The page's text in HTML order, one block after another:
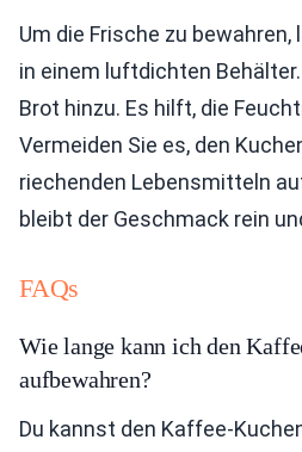
Um die Frische zu bewahren,
in einem luftdichten
Brot hinzu. Es hilft, die
Vermeiden Sie es, den
riechenden Lebensmitteln
bleibt der Geschmack rein
FAQs
Wie lange kann ich den
aufbewahren?
Du kannst den Kaffee-